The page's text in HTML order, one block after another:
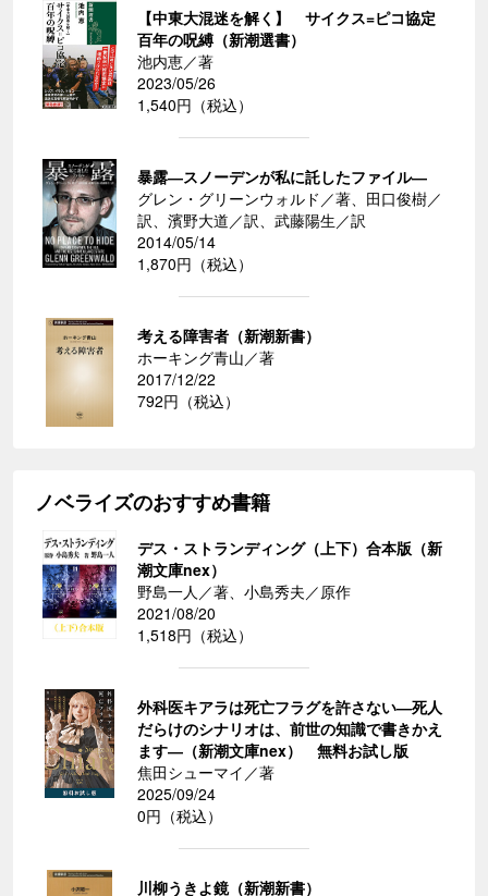
【中東大混迷を解く】 サイクス=ピコ協定
百年の呪縛（新潮選書）
池内恵／著
2023/05/26
1,540円（税込）
暴露―スノーデンが私に託したファイル―
グレン・グリーンウォルド／著、田口俊樹／
訳、濱野大道／訳、武藤陽生／訳
2014/05/14
1,870円（税込）
考える障害者（新潮新書）
ホーキング青山／著
2017/12/22
792円（税込）
ノベライズのおすすめ書籍
デス・ストランディング（上下）合本版（新
潮文庫nex）
野島一人／著、小島秀夫／原作
2021/08/20
1,518円（税込）
外科医キアラは死亡フラグを許さない―死人
だらけのシナリオは、前世の知識で書きかえ
ます―（新潮文庫nex） 無料お試し版
焦田シューマイ／著
2025/09/24
0円（税込）
川柳うきよ鏡（新潮新書）